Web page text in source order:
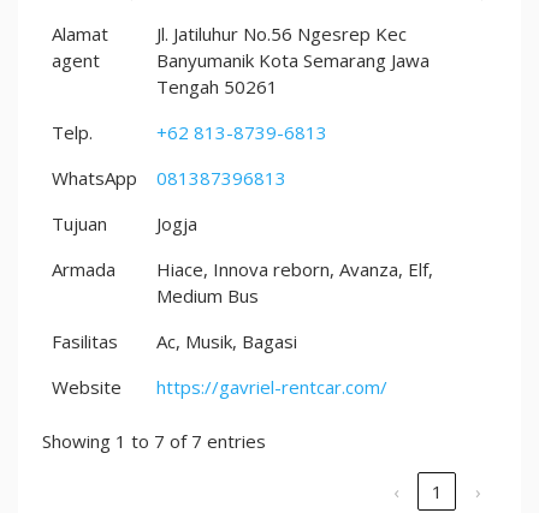
Alamat
agent
Jl. Jatiluhur No.56 Ngesrep Kec
Banyumanik Kota Semarang Jawa
Tengah 50261
Telp.
+62 813-8739-6813
WhatsApp
081387396813
Tujuan
Jogja
Armada
Hiace, Innova reborn, Avanza, Elf,
Medium Bus
Fasilitas
Ac, Musik, Bagasi
Website
https://gavriel-rentcar.com/
Showing 1 to 7 of 7 entries
‹ 1 ›